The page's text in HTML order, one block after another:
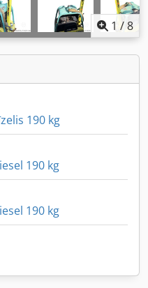
1 /8
190 kg
190 kg
190 kg